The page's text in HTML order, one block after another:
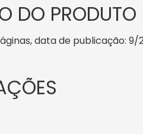
DO PRODUTO
data de publicação: